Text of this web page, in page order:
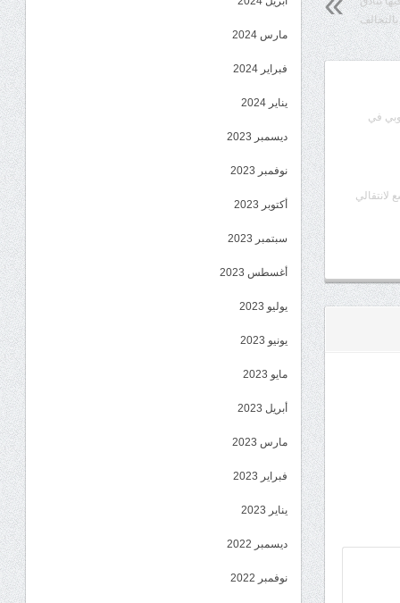
في
لانتقالي
مارس 2024
فبراير 2024
يناير 2024
ديسمبر 2023
نوفمبر 2023
أكتوبر 2023
سبتمبر 2023
أغسطس 2023
يوليو 2023
يونيو 2023
مايو 2023
أبريل 2023
مارس 2023
فبراير 2023
يناير 2023
ديسمبر 2022
نوفمبر 2022